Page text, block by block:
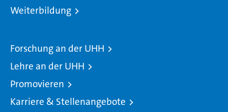
Weiterbildung
Forschung an der UHH
Lehre an der UHH
Promovieren
Karriere & Stellenangebote